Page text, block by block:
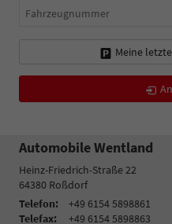
Fahrzeugnummer
Meine
Automobile Wentland
Heinz-Friedrich-Straße 22
64380 Roßdorf
Telefon:
+49 6154 5898861
Telefax:
+49 6154 5898863